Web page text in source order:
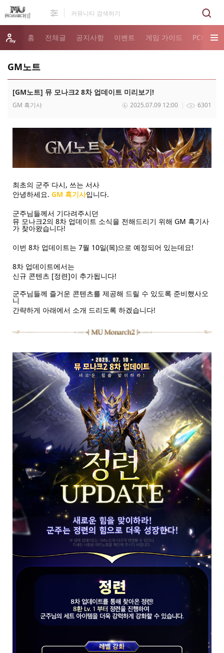
홈 전체글 공지사항 이벤트 게임 가이드 PC버전
GM노트
[GM노트] 뮤 모나크2 8차 업데이트 미리보기!
GM 흑기사 6301
2025.07.09 12:00
최초의 군주 다시, 쓰는 서사
안녕하세요.GM 흑기사입니다.
군주님들께서 기다려주시던
뮤 모나크2의 8차 업데이트 소식을 전해드리기 위해 GM 흑기사
가 찾아왔습니다!
이번 8차 업데이트는 7월 10일(목)으로 예정되어 있는데요!
8차 업데이트에서는
신규 콘텐츠 [정련]이 추가됩니다!
군주님들께 즐거운 콘텐츠를 제공해 드릴 수 있도록 준비했사오
니
간략하게 아래에서 소개 드리도록 하겠습니다!